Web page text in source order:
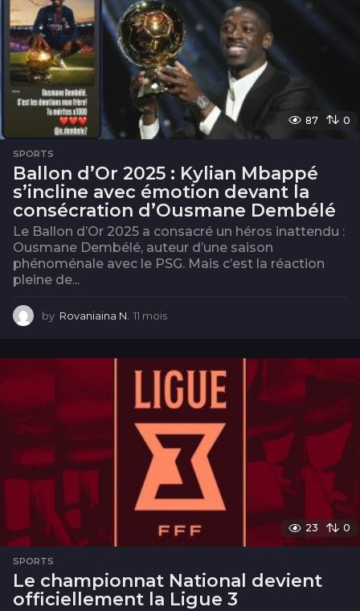
87 0
SPORTS
Ballon d’Or 2025 : Kylian Mbappé
s’incline avec émotion devant la
consécration d’Ousmane Dembélé
Le Ballon d’Or 2025 a consacré un héros inattendu :
Ousmane Dembélé, auteur d’une saison
phénoménale avec le PSG. Mais c’est la réaction
pleine de...
by Rovaniaina N. 11 mois
o
i
23 0
SPORTS
Le championnat National devient
officiellement la Ligue 3